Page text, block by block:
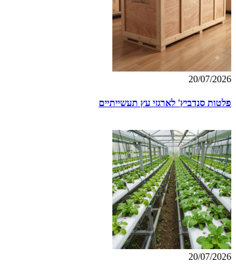
20/07/2026
פלטות סנדביץ' לארגזי עץ תעשייתיים
20/07/2026